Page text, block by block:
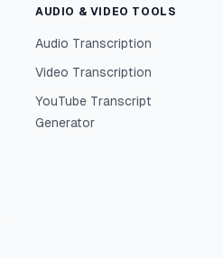
AUDIO & VIDEO TOOLS
Audio Transcription
Video Transcription
YouTube Transcript
Generator